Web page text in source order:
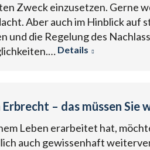
Zweck einzusetzen. Gerne
Aber auch im Hinblick auf
und die Regelung des
Details
– das müssen Sie
Leben erarbeitet hat,
auch gewissenhaft